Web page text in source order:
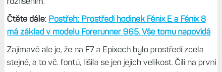
Přepracované prostředí, zejména na
AMOLED
Celkem zásadním způsobem se liší uživatelské prostředí
(UI). To je nově převzaté z Forerunneru 965 a lehce
přiohnuté pro potřeby Fénixů. Máme tu trochu jiný font, a